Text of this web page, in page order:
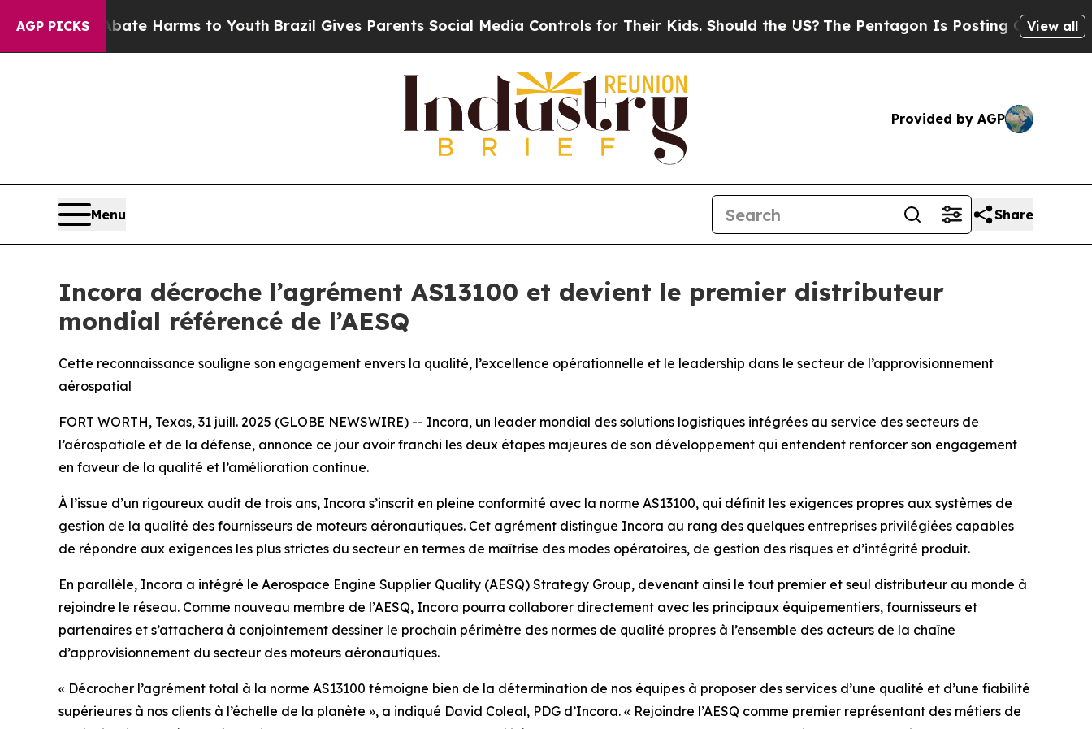
AGP PICKS
to Abate Harms to YouthBrazil Gives Parents Social Media Controls for Their Kids. Should the US? The Pentagon Is Posting CrypticView all
Provided by AGP
Menu Share
Incora décroche l’agrément AS13100 et devient le premier distributeur
mondial référencé de l’AESQ
Cette reconnaissance souligne son engagement envers la qualité, l’excellence opérationnelle et le leadership dans le secteur de l’approvisionnement
aérospatial
FORT WORTH, Texas, 31 juill. 2025 (GLOBE NEWSWIRE) -- Incora, un leader mondial des solutions logistiques intégrées au service des secteurs de
l’aérospatiale et de la défense, annonce ce jour avoir franchi les deux étapes majeures de son développement qui entendent renforcer son engagement
en faveur de la qualité et l’amélioration continue.
À l’issue d’un rigoureux audit de trois ans, Incora s’inscrit en pleine conformité avec la norme AS13100, qui définit les exigences propres aux systèmes de
gestion de la qualité des fournisseurs de moteurs aéronautiques. Cet agrément distingue Incora au rang des quelques entreprises privilégiées capables
de répondre aux exigences les plus strictes du secteur en termes de maîtrise des modes opératoires, de gestion des risques et d’intégrité produit.
En parallèle, Incora a intégré le Aerospace Engine Supplier Quality (AESQ) Strategy Group, devenant ainsi le tout premier et seul distributeur au monde à
rejoindre le réseau. Comme nouveau membre de l’AESQ, Incora pourra collaborer directement avec les principaux équipementiers, fournisseurs et
partenaires et s’attachera à conjointement dessiner le prochain périmètre des normes de qualité propres à l’ensemble des acteurs de la chaîne
d’approvisionnement du secteur des moteurs aéronautiques.
« Décrocher l’agrément total à la norme AS13100 témoigne bien de la détermination de nos équipes à proposer des services d’une qualité et d’une fiabilité
supérieures à nos clients à l’échelle de la planète », a indiqué David Coleal, PDG d’Incora. « Rejoindre l’AESQ comme premier représentant des métiers de